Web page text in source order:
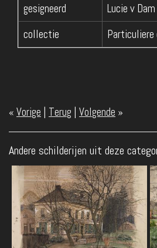
gesigneerd
Lucie v
collectie
« Vorige | Terug | Volgende »
Andere schilderijen uit deze